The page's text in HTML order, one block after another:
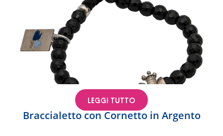
Braccialetto con Cornetto in Argento
LEGGI TUTTO